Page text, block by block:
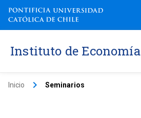
Instituto de Economía
Inicio keyboard_arrow_right Seminarios